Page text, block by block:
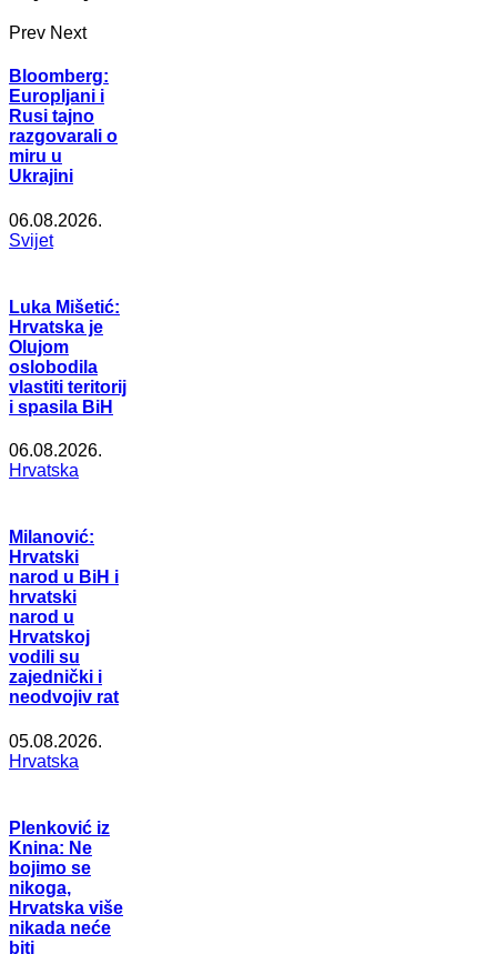
Prev Next
Bloomberg:
Europljani i
Rusi tajno
razgovarali o
miru u
Ukrajini
06.08.2026.
Svijet
Luka Mišetić:
Hrvatska je
Olujom
oslobodila
vlastiti teritorij
i spasila BiH
06.08.2026.
Hrvatska
Milanović:
Hrvatski
narod u BiH i
hrvatski
narod u
Hrvatskoj
vodili su
zajednički i
neodvojiv rat
05.08.2026.
Hrvatska
Plenković iz
Knina: Ne
bojimo se
nikoga,
Hrvatska više
nikada neće
biti